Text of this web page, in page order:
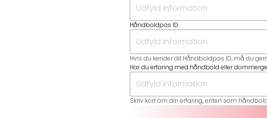
Håndboldpas ID
Hvis du kender dit Håndboldpas ID, må du
Har du erfaring med håndbold eller
Skriv kort om din erfaring, enten som